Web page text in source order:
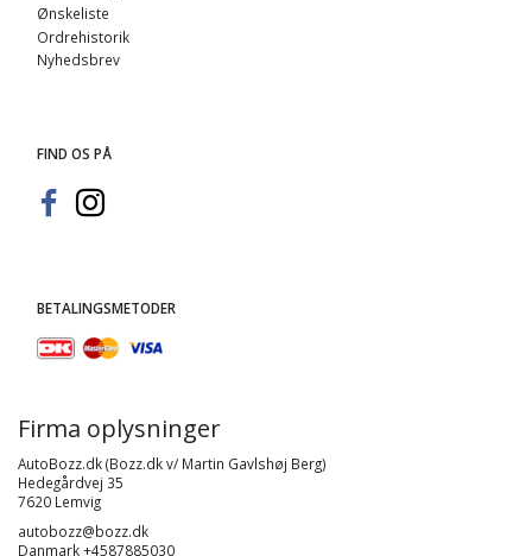
Ønskeliste
Ordrehistorik
Nyhedsbrev
FIND OS PÅ
BETALINGSMETODER
Firma oplysninger
AutoBozz.dk (Bozz.dk v/ Martin Gavlshøj Berg)
Hedegårdvej 35
7620 Lemvig
autobozz@bozz.dk
Danmark +4587885030